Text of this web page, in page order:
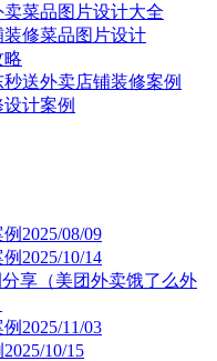
菜品图片设计大全
装修菜品图片设计
略
送外卖店铺装修案例
计案例
2025/08/09
2025/10/14
享（美团外卖饿了么外
2025/11/03
10/15